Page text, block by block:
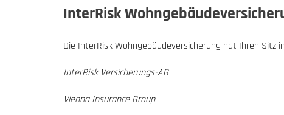
InterRisk
Die InterRisk Wohngebäudeversicherung hat Ihren Sitz
InterRisk Versicherungs-AG
Vienna Insurance Group